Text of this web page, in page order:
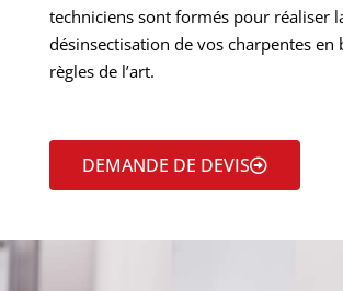
techniciens sont formés pour réaliser
désinsectisation de vos charpentes en
règles de l’art.
DEMANDE DE DEVIS